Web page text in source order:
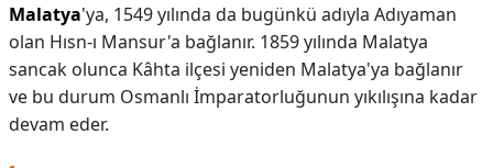
Malatya'ya, 1549 yılında da bugünkü adıyla Adıyaman
olan Hısn-ı Mansur'a bağlanır. 1859 yılında Malatya
sancak olunca Kâhta ilçesi yeniden Malatya'ya bağlanır
ve bu durum Osmanlı İmparatorluğunun yıkılışına kadar
devam eder.